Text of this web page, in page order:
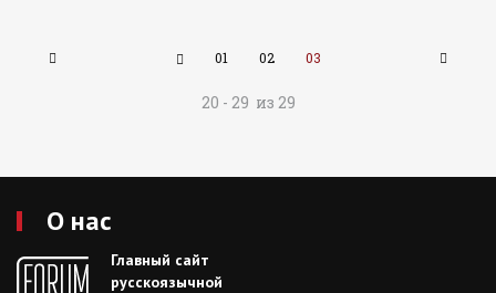
01 02 03
20 - 29 из 29
О нас
Главный сайт
русскоязычной